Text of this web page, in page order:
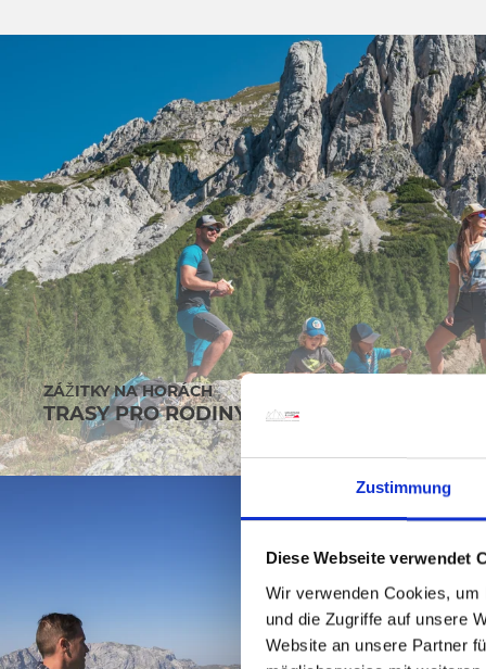
Zustimmung
Diese Webseite verwendet
Wir verwenden Cookies,
und die Zugriffe auf unsere
Website an unsere Partner
ZÁŽITKY NA HORÁCH
TRASY PRO RODINY